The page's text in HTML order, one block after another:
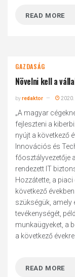
READ MORE
GAZDASÁG
Növelni kell a
byredaktor 2020.
„A magyar
fejleszteni a
nyújt a következő
Innovációs és
főosztályvezetője
rendezett IT
Hozzátette, a
következő
szükségük, amely
tevékenységét,
munkaügyeket, a
a következő
READ MORE